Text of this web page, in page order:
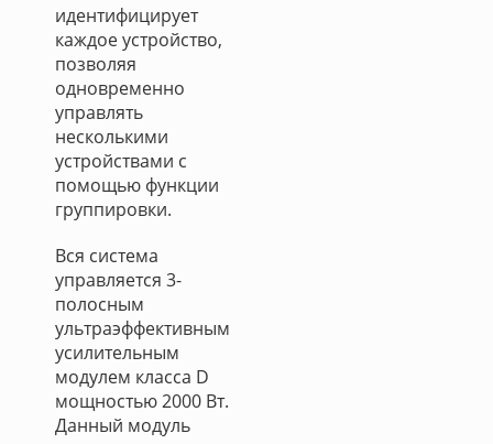
идентифицирует
каждое устройство,
позволяя
одновременно
управлять
несколькими
устройствами с
помощью функции
группировки.
Вся система
управляется 3-
полосным
ультраэффективным
усилительным
модулем класса D
мощностью 2000 Вт.
Данный модуль